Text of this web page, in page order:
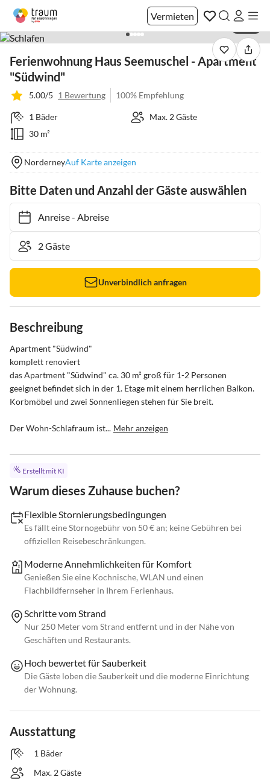
Vermieten
Ferienwohnung Haus Seemuschel - Apartment
"Südwind"
5.00/5 1 Bewertung 100% Empfehlung
1 Bäder
Max. 2 Gäste
30 m²
NorderneyAuf Karte anzeigen
Bitte Daten und Anzahl der Gäste auswählen
Anreise- Abreise
Unverbindlich anfragen
Beschreibung
Apartment "Südwind"
komplett renoviert
das Apartment "Südwind" ca. 30 m² groß für 1-2 Personen
geeignet befindet sich in der 1. Etage mit einem herrlichen Balkon.
Korbmöbel und zwei Sonnenliegen stehen für Sie breit.
Der Wohn-Schlafraum ist... Mehr anzeigen
Erstellt mit KI
Warum dieses Zuhause buchen?
Flexible Stornierungsbedingungen
Es fällt eine Stornogebühr von 50 € an; keine Gebühren bei
offiziellen Reisebeschränkungen.
Moderne Annehmlichkeiten für Komfort
Genießen Sie eine Kochnische, WLAN und einen
Flachbildfernseher in Ihrem Ferienhaus.
Schritte vom Strand
Nur 250 Meter vom Strand entfernt und in der Nähe von
Geschäften und Restaurants.
Hoch bewertet für Sauberkeit
Die Gäste loben die Sauberkeit und die moderne Einrichtung
der Wohnung.
Ausstattung
1 Bäder
Max. 2 Gäste